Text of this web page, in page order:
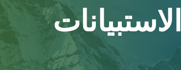
الاستبيانات